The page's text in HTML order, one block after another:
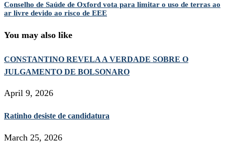
Conselho de Saúde de Oxford vota para limitar o uso de terras ao
ar livre devido ao risco de EEE
You may also like
CONSTANTINO REVELA A VERDADE SOBRE O
JULGAMENTO DE BOLSONARO
April 9, 2026
Ratinho desiste de candidatura
March 25, 2026